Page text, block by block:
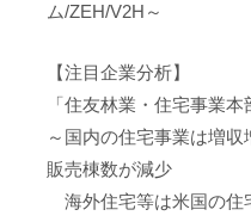
ム/ZEH/V2H～
【注目企業分析】
「住友林業・住宅事業
～国内の住宅事業は増
販売棟数が減少
海外住宅等は米国の住